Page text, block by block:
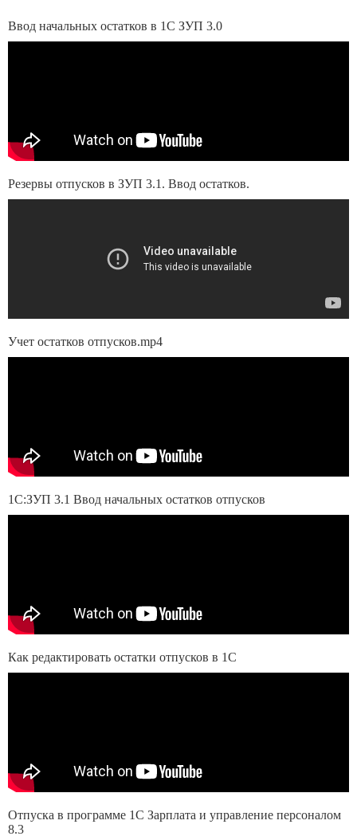
Ввод начальных остатков в 1С ЗУП 3.0
Резервы отпусков в ЗУП 3.1. Ввод остатков.
Учет остатков отпусков.mp4
1С:ЗУП 3.1 Ввод начальных остатков отпусков
Как редактировать остатки отпусков в 1С
Отпуска в программе 1С Зарплата и управление персоналом
8.3